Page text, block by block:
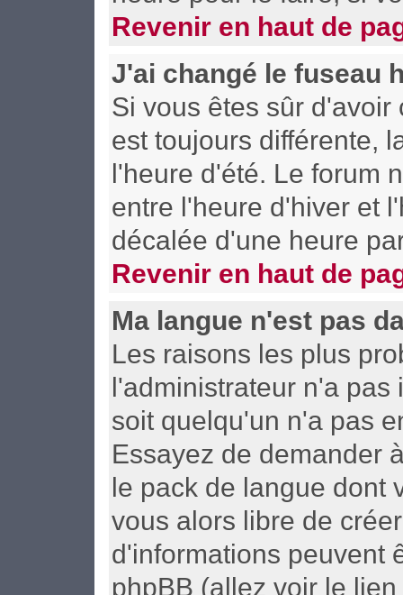
Revenir en haut de
J'ai changé le fuseau
Si vous êtes sûr
est toujours différente,
l'heure d'été. Le forum
entre l'heure d'hiver et
décalée d'une heure
Revenir en haut de
Ma langue n'est pas
Les raisons les plus
l'administrateur n'a
soit quelqu'un n'a pas
Essayez de demander
le pack de langue dont
vous alors libre de
d'informations peuvent
phpBB (allez voir le